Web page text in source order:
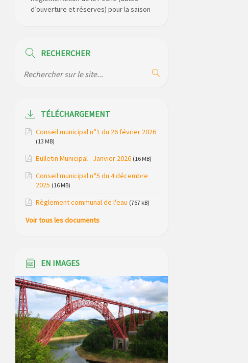
Règlement communal de l’eau
la commune
les permanences de la gendarmerie
Maison des services de Ruynes en
Margeride – programme du mois de
Modification de gestion du camping de
Saint Just, ses bungalows bois, ses
Réunion d’installation du nouveau
Campagne de collecte des plastiques
agricoles le 22 avril 2026
RECHERCHER
TÉLÉCHARGEMENT
Conseil municipal n°1 du 26 février 2026
(13 MB)
Bulletin Municipal - Janvier 2026 (16 MB)
Conseil municipal n°5 du 4 décembre
2025 (16 MB)
Règlement communal de l'eau (767 kB)
Voir tous les documents
EN IMAGES